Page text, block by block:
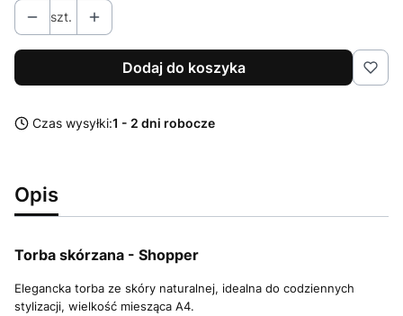
szt.
Dodaj do koszyka
Czas wysyłki:1 - 2 dni robocze
Opis
Torba skórzana - Shopper
Elegancka torba ze skóry naturalnej, idealna do codziennych
stylizacji, wielkość miesząca A4.